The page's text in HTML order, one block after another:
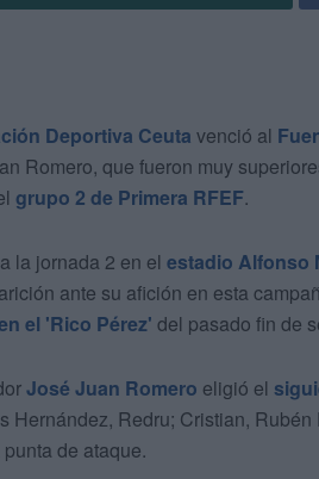
Deportiva Ceuta venció al
Romero, que fueron muy
grupo 2 de Primera RFEF.
la jornada 2 en el estadio Alfonso
ante su afición en esta
el 'Rico Pérez' del pasado fin de
José Juan Romero eligió el
Hernández, Redru; Cristian,
de ataque.